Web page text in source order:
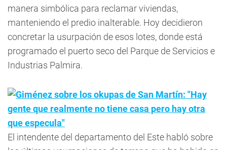
manera simbólica para reclamar viviendas,
manteniendo el predio inalterable. Hoy decidieron
concretar la usurpación de esos lotes, donde está
programado el puerto seco del Parque de Servicios e
Industrias Palmira.
Giménez sobre los okupas de San Martín: "Hay
gente que realmente no tiene casa pero hay otra
que especula"
El intendente del departamento del Este habló sobre